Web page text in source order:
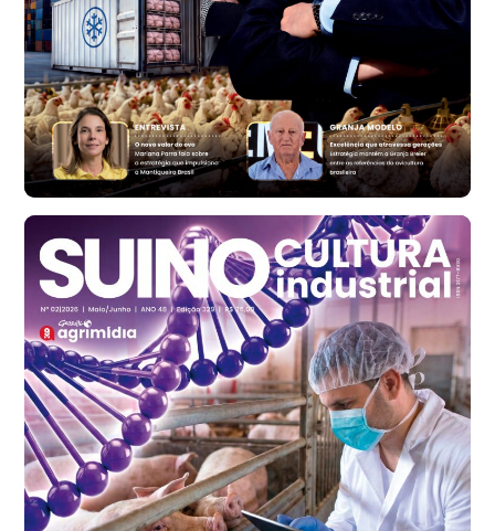
t
Ovo Vermelho - Regional
Vermelho
R$ 171,61
cx
Ovo Branco - Regional
Santa Maria do Jetibá (ES)
R$ 140,74
cx
Ovo Branco - Regional
Recife (PE)
R$ 147,74
cx
Ovo Vermelho - Regional
Recife (PE)
R$ 157,72
cx